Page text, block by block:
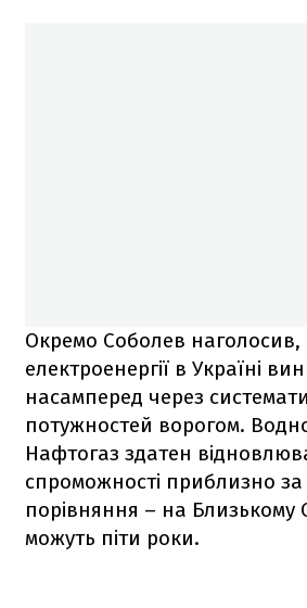
Окремо Соболев
електроенергії в Україні
насамперед через
потужностей ворогом.
Нафтогаз здатен
спроможності приблизно за
порівняння – на Близькому
можуть піти роки.